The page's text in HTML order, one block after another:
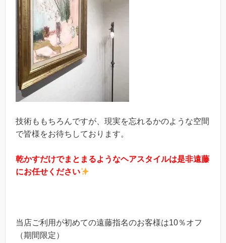
技術ももちろんですが、現実を忘れるかのような空間
で皆様をお待ちしております。
乾かすだけでまとまるようなヘアスタイルは是非遠藤
にお任せください
当店ご利用が初めての遠藤指名のお客様は10％オフ
（期間限定）